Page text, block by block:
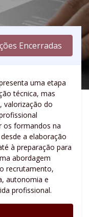
Encerradas
uma etapa
técnica, mas
valorização do
os formandos na
a elaboração
à preparação para
abordagem
recrutamento,
autonomia e
profissional.